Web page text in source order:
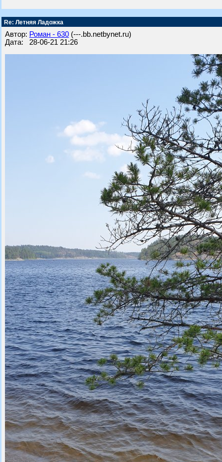
Re: Летняя Ладожка
Автор: Роман - 630 (---.bb.netbynet.ru)
Дата: 28-06-21 21:26